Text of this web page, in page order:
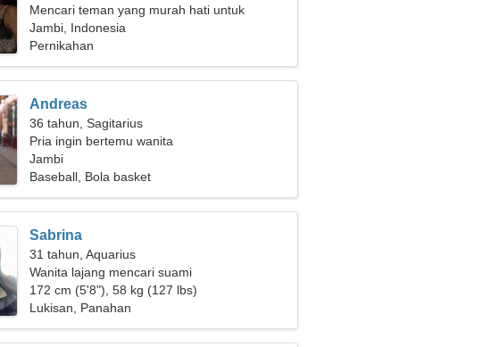
Mencari teman yang murah hati untuk
romansa
Jambi, Indonesia
Pernikahan
Andreas
36 tahun, Sagitarius
Pria ingin bertemu wanita
Jambi
Baseball, Bola basket
Sabrina
31 tahun, Aquarius
Wanita lajang mencari suami
172 cm (5'8"), 58 kg (127 lbs)
Lukisan, Panahan